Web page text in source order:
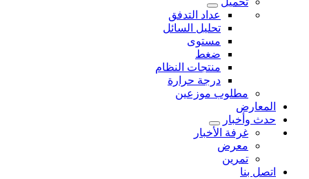
عداد التدفق
تحليل السائل
مستوى
ضغط
منتجات النظام
درجة حرارة
مطلوب موزعين
المعارض
حدث وأخبار
غرفة الأخبار
معرض
تمرين
اتصل بنا